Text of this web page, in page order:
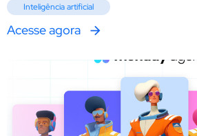
Inteligência artificial
Acesse agora